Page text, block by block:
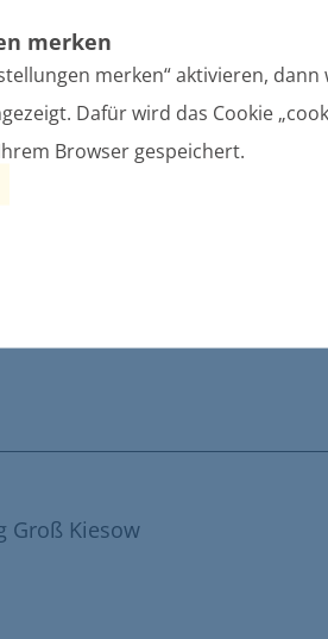
merken
merken“ aktivieren,
Dafür wird das Cookie
Browser gespeichert.
Groß Kiesow